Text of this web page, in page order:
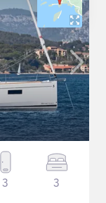
3 3